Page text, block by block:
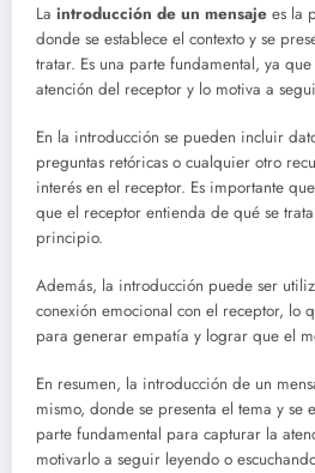
La introducción de un mensaje es la
donde se establece el contexto y se
tratar. Es una parte fundamental, ya
atención del receptor y lo motiva a
En la introducción se pueden incluir
preguntas retóricas o cualquier otro
interés en el receptor. Es importante
que el receptor entienda de qué se
principio.
Además, la introducción puede ser
conexión emocional con el receptor, lo
para generar empatía y lograr que el
En resumen, la introducción de un
mismo, donde se presenta el tema y se
parte fundamental para capturar la
motivarlo a seguir leyendo o